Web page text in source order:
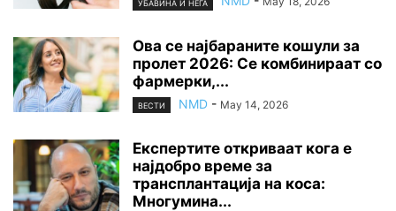
УБАВИНА И НЕГА
Ова се најбараните кошули за
пролет 2026: Се комбинираат со
фармерки,...
ВЕСТИ NMD - May 14, 2026
Експертите откриваат кога е
најдобро време за
трансплантација на коса:
Многумина...